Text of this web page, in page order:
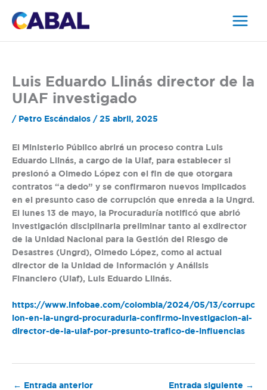
Luis Eduardo Llinás director de la
UIAF investigado
/ Petro Escándalos / 25 abril, 2025
El Ministerio Público abrirá un proceso contra Luis
Eduardo Llinás, a cargo de la Uiaf, para establecer si
presionó a Olmedo López con el fin de que otorgara
contratos “a dedo” y se confirmaron nuevos implicados
en el presunto caso de corrupción que enreda a la Ungrd.
El lunes 13 de mayo, la Procuraduría notificó que abrió
investigación disciplinaria preliminar tanto al exdirector
de la Unidad Nacional para la Gestión del Riesgo de
Desastres (Ungrd), Olmedo López, como al actual
director de la Unidad de Información y Análisis
Financiero (Uiaf), Luis Eduardo Llinás.
https://www.infobae.com/colombia/2024/05/13/corrupc
ion-en-la-ungrd-procuraduria-confirmo-investigacion-al-
director-de-la-uiaf-por-presunto-trafico-de-influencias
← Entrada anterior Entrada siguiente →